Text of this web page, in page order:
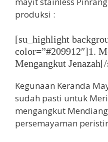
produksi :
[su_highlight
color=”#209912″]1.
Mengangkut
Kegunaan Keranda
sudah pasti untuk
mengangkut
persemayaman